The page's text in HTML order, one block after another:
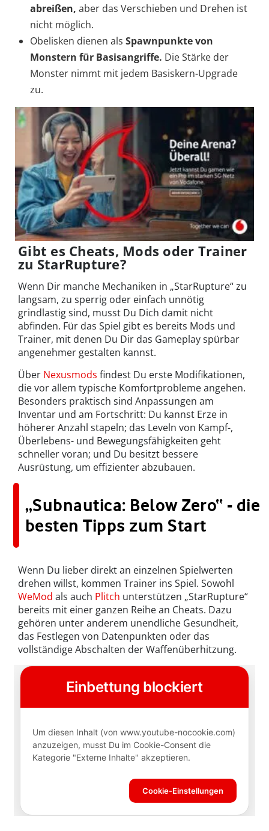
abreißen, aber das Verschieben und Drehen ist
nicht möglich.
Obelisken dienen als Spawnpunkte von
Monstern für Basisangriffe. Die Stärke der
Monster nimmt mit jedem Basiskern-Upgrade
zu.
Gibt es Cheats, Mods oder Trainer
zu StarRupture?
Wenn Dir manche Mechaniken in „StarRupture“ zu
langsam, zu sperrig oder einfach unnötig
grindlastig sind, musst Du Dich damit nicht
abfinden. Für das Spiel gibt es bereits Mods und
Trainer, mit denen Du Dir das Gameplay spürbar
angenehmer gestalten kannst.
Über Nexusmods findest Du erste Modifikationen,
die vor allem typische Komfortprobleme angehen.
Besonders praktisch sind Anpassungen am
Inventar und am Fortschritt: Du kannst Erze in
höherer Anzahl stapeln; das Leveln von Kampf-,
Überlebens- und Bewegungsfähigkeiten geht
schneller voran; und Du besitzt bessere
Ausrüstung, um effizienter abzubauen.
„Subnautica: Below Zero“ - die
besten Tipps zum Start
Wenn Du lieber direkt an einzelnen Spielwerten
drehen willst, kommen Trainer ins Spiel. Sowohl
WeMod als auch Plitch unterstützen „StarRupture“
bereits mit einer ganzen Reihe an Cheats. Dazu
gehören unter anderem unendliche Gesundheit,
das Festlegen von Datenpunkten oder das
vollständige Abschalten der Waffenüberhitzung.